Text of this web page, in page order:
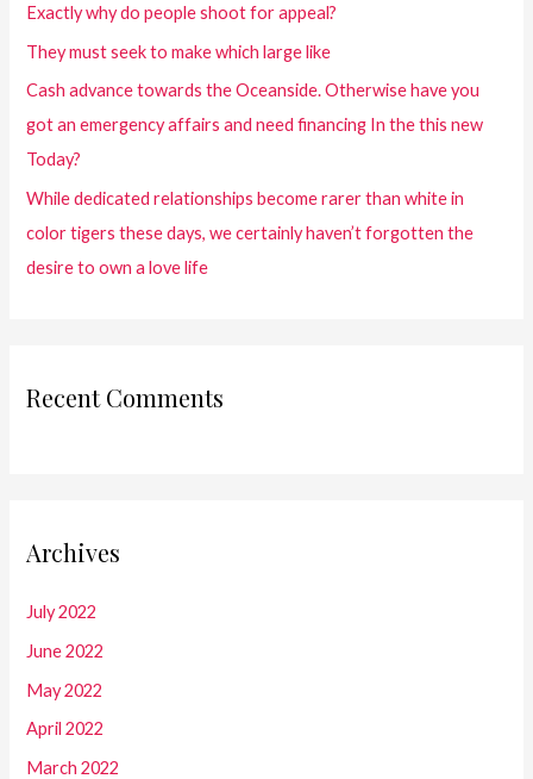
Exactly why do people shoot for appeal?
They must seek to make which large like
Cash advance towards the Oceanside. Otherwise have you
got an emergency affairs and need financing In the this new
Today?
While dedicated relationships become rarer than white in
color tigers these days, we certainly haven’t forgotten the
desire to own a love life
Recent Comments
Archives
July 2022
June 2022
May 2022
April 2022
March 2022